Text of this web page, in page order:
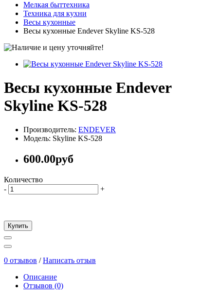
Мелкая быттехника
Техника для кухни
Весы кухонные
Весы кухонные Endever Skyline KS-528
Весы кухонные Endever
Skyline KS-528
Производитель: ENDEVER
Модель: Skyline KS-528
600.00руб
Количество
-
+
Купить
0 отзывов /Написать отзыв
Описание
Отзывов (0)